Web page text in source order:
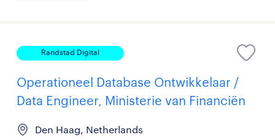
Randstad Digital
Operationeel Database Ontwikkelaar /
Data Engineer, Ministerie van Financiën
Den Haag, Netherlands